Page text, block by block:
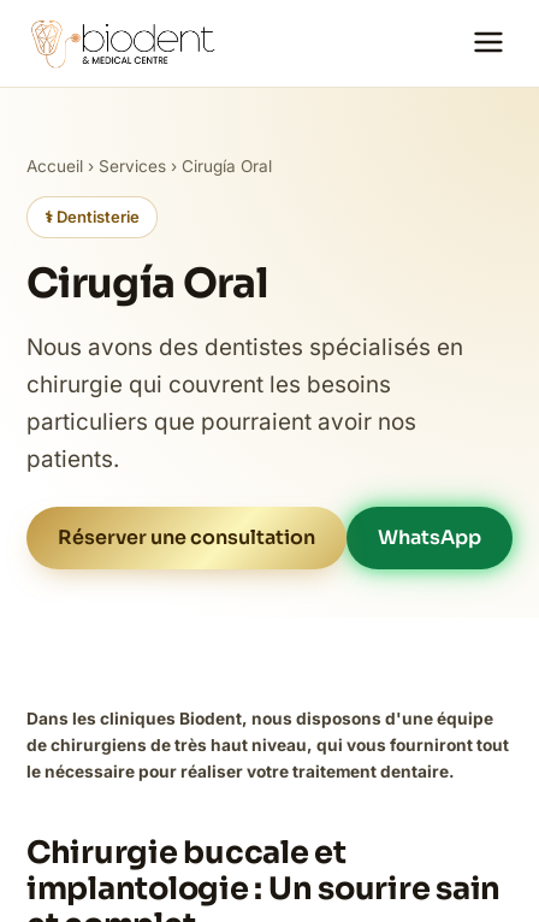
Accueil › Services › Cirugía Oral
⚕️ Dentisterie
Cirugía Oral
Nous avons des dentistes spécialisés en
chirurgie qui couvrent les besoins
particuliers que pourraient avoir nos
patients.
Réserver une consultation WhatsApp
Dans les cliniques Biodent, nous disposons d'une équipe
de chirurgiens de très haut niveau, qui vous fourniront tout
le nécessaire pour réaliser votre traitement dentaire.
Chirurgie buccale et
implantologie : Un sourire sain